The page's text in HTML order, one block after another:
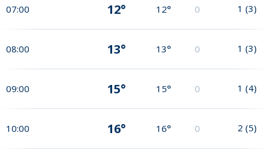
07:00 12° 12° 0 1 (3)
08:00 13° 13° 0 1 (3)
09:00 15° 15° 0 1 (4)
10:00 16° 16° 0 2 (5)